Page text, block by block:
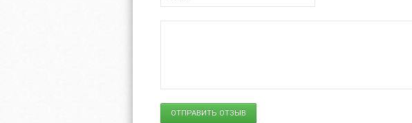
ОТПРАВИТЬ ОТЗЫВ